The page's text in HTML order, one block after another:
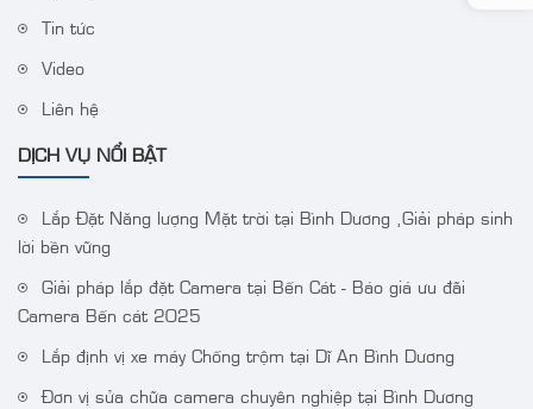
Tin tức
Video
Liên hệ
DỊCH VỤ NỔI BẬT
Lắp Đặt Năng lượng Mặt trời tại Bình Dương ,Giải pháp sinh
lời bền vững
Giải pháp lắp đặt Camera tại Bến Cát - Báo giá ưu đãi
Camera Bến cát 2025
Lắp định vị xe máy Chống trộm tại Dĩ An Bình Dương
Đơn vị sửa chữa camera chuyên nghiệp tại Bình Dương